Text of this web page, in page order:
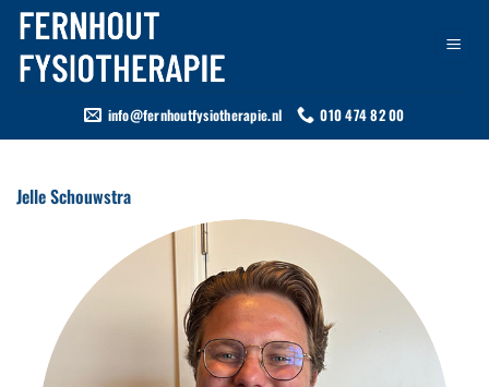
Ga
naar
inhoud
info@fernhoutfysiotherapie.nl 010 474 82 00
Jelle Schouwstra